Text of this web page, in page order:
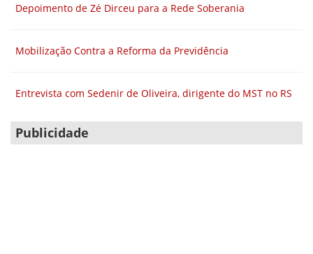
Depoimento de Zé Dirceu para a Rede Soberania
Mobilização Contra a Reforma da Previdência
Entrevista com Sedenir de Oliveira, dirigente do MST no RS
Publicidade